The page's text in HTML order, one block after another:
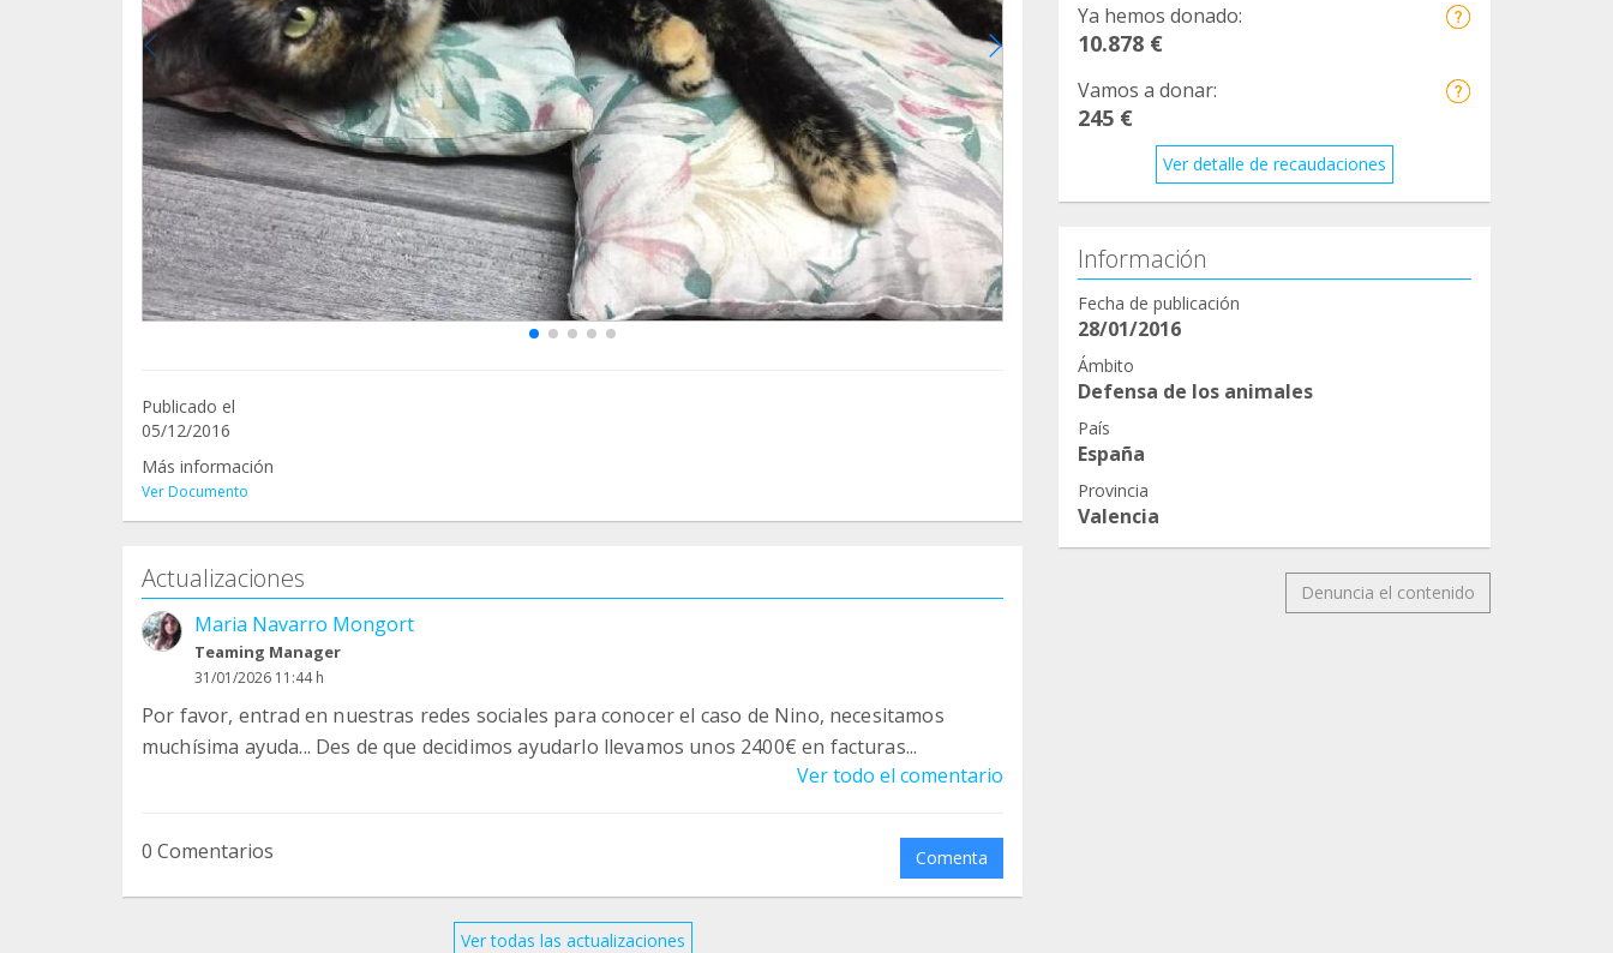
Publicado el
05/12/2016
Más información
Ver Documento
Actualizaciones
Maria Navarro Mongort
Teaming Manager
31/01/2026 11:44 h
Por favor, entrad en nuestras redes sociales para conocer el caso de Nino, necesitamos
muchísima ayuda... Des de que decidimos ayudarlo llevamos unos 2400€ en facturas...
Ver todo el comentario
0 Comentarios Comenta
Ver todas las actualizaciones
Ya hemos donado:
10.878 €
Vamos a donar:
245 €
Ver detalle de recaudaciones
Información
Fecha de publicación
28/01/2016
Ámbito
Defensa de los animales
País
España
Provincia
Valencia
Denuncia el contenido